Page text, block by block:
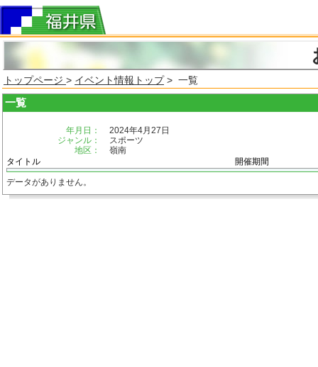
トップページ > イベント情報トップ> 一覧
一覧
年月日：
2024年4月27日
ジャンル：
スポーツ
地区：
嶺南
タイトル
開催期間
データがありません。